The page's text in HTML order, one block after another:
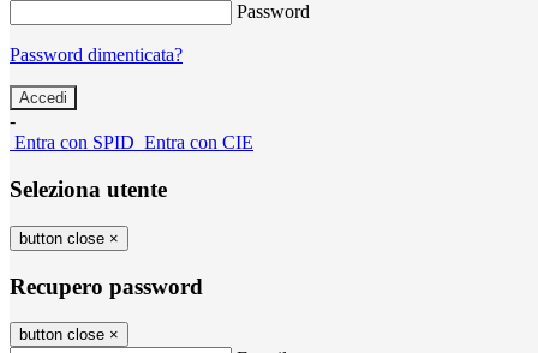
Password
Password dimenticata?
-
Entra con SPID Entra con CIE
Seleziona utente
button close ×
Recupero password
button close ×